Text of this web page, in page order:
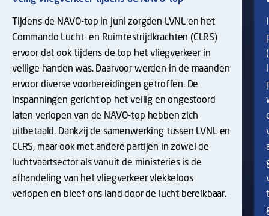
Tijdens de NAVO-top in juni zorgden LVNL en het
Commando Lucht- en Ruimtestrijdkrachten (CLRS)
ervoor dat ook tijdens de top het vliegverkeer in
veilige handen was. Daarvoor werden in de maanden
ervoor diverse voorbereidingen getroffen. De
inspanningen gericht op het veilig en ongestoord
laten verlopen van de NAVO-top hebben zich
uitbetaald. Dankzij de samenwerking tussen LVNL en
CLRS, maar ook met andere partijen in zowel de
luchtvaartsector als vanuit de ministeries is de
afhandeling van het vliegverkeer vlekkeloos
verlopen en bleef ons land door de lucht bereikbaar.